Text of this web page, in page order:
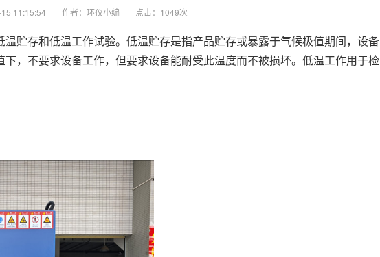
11:15:54 作者：环仪小编 点击： 1049次
贮存和低温工作试验。低温贮存是指产品贮存或暴露于气候极值期间，设备
，不要求设备工作，但要求设备能耐受此温度而不被损坏。低温工作用于检